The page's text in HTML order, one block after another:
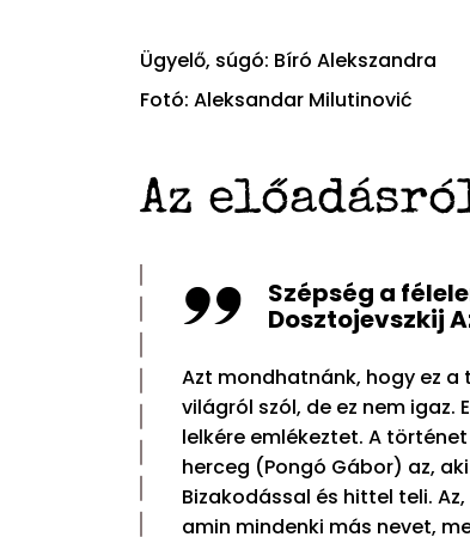
Ügyelő, súgó: Bíró Alekszandra
Fotó: Aleksandar Milutinović
Az
Szépség a
Dosztojevszkij
Azt mondhatnánk, hogy ez a
világról szól, de ez nem igaz.
lelkére emlékeztet. A
herceg (Pongó Gábor) az,
Bizakodással és hittel teli.
amin mindenki más nevet,